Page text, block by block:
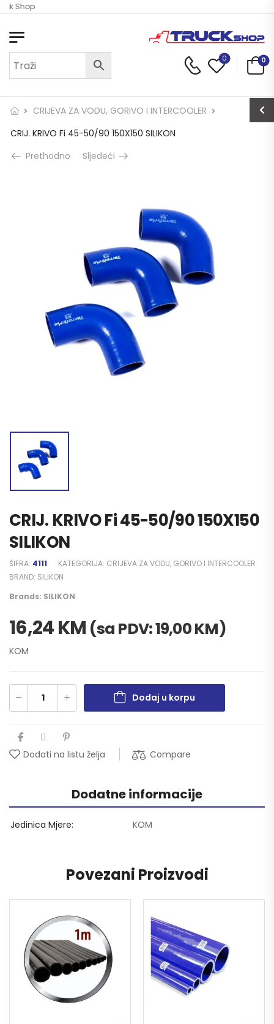
Shop
0 0
CRIJEVA ZA VODU, GORIVO I INTERCOOLER
CRIJ. KRIVO Fi 45-50/90 150X150 SILIKON
Prethodno
Sljedeći
CRIJ. KRIVO Fi 45-50/90 150X150
SILIKON
ŠIFRA: 4111 KATEGORIJA: CRIJEVA ZA VODU, GORIVO I INTERCOOLER
BRAND: SILIKON
Brands: SILIKON
16,24KM (sa PDV:19,00KM)
KOM
Dodaj u korpu
Dodati na listu želja Compare
Dodatne informacije
Jedinica Mjere KOM
Povezani Proizvodi